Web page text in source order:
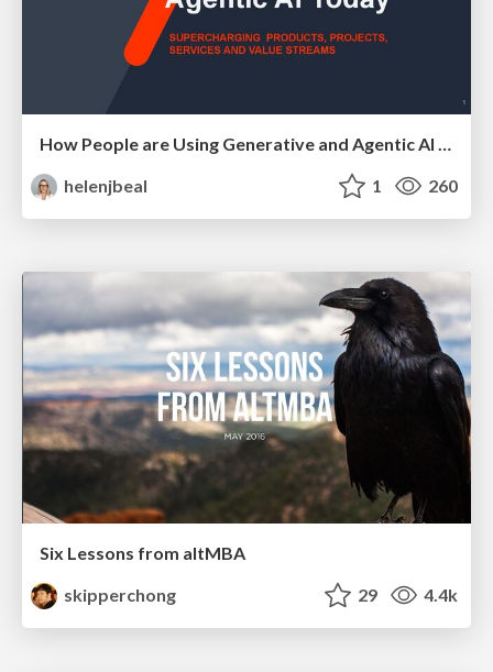
helenjbeal
1 260
Six Lessons from altMBA
skipperchong
29 4.4k